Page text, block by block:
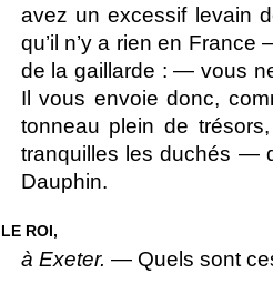
avez un excessif levain
qu’il n’y a rien en
de la gaillarde : — vous
Il vous envoie donc,
tonneau plein de
tranquilles les duchés —
Dauphin.
LE ROI,
à Exeter. — Quels sont